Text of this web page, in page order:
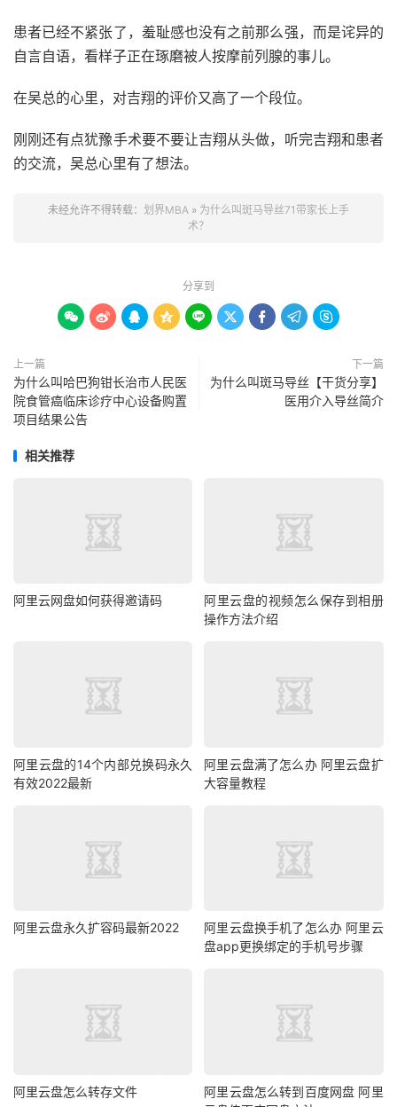
患者已经不紧张了，羞耻感也没有之前那么强，而是诧异的
自言自语，看样子正在琢磨被人按摩前列腺的事儿。
在吴总的心里，对吉翔的评价又高了一个段位。
刚刚还有点犹豫手术要不要让吉翔从头做，听完吉翔和患者
的交流，吴总心里有了想法。
未经允许不得转载： 划界MBA » 为什么叫斑马导丝71带家长上手
术？
分享到
        
上一篇
为什么叫哈巴狗钳长治市人民医
院食管癌临床诊疗中心设备购置
项目结果公告
下一篇
为什么叫斑马导丝【干货分享】
医用介入导丝简介
相关推荐
阿里云网盘如何获得邀请码
阿里云盘的视频怎么保存到相册
操作方法介绍
阿里云盘的14个内部兑换码永久
有效2022最新
阿里云盘满了怎么办 阿里云盘扩
大容量教程
阿里云盘永久扩容码最新2022
阿里云盘换手机了怎么办 阿里云
盘app更换绑定的手机号步骤
阿里云盘怎么转存文件
阿里云盘怎么转到百度网盘 阿里